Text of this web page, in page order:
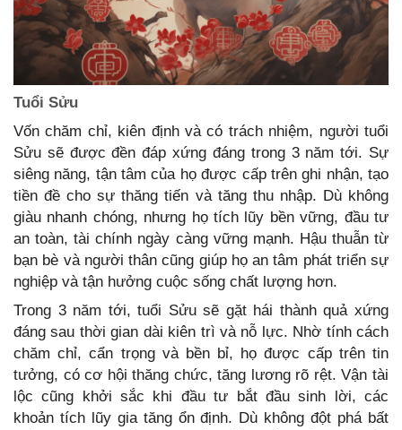
Tuổi Sửu
Vốn chăm chỉ, kiên định và có trách nhiệm, người tuổi
Sửu sẽ được đền đáp xứng đáng trong 3 năm tới. Sự
siêng năng, tận tâm của họ được cấp trên ghi nhận, tạo
tiền đề cho sự thăng tiến và tăng thu nhập. Dù không
giàu nhanh chóng, nhưng họ tích lũy bền vững, đầu tư
an toàn, tài chính ngày càng vững mạnh. Hậu thuẫn từ
bạn bè và người thân cũng giúp họ an tâm phát triển sự
nghiệp và tận hưởng cuộc sống chất lượng hơn.
Trong 3 năm tới, tuổi Sửu sẽ gặt hái thành quả xứng
đáng sau thời gian dài kiên trì và nỗ lực. Nhờ tính cách
chăm chỉ, cẩn trọng và bền bỉ, họ được cấp trên tin
tưởng, có cơ hội thăng chức, tăng lương rõ rệt. Vận tài
lộc cũng khởi sắc khi đầu tư bắt đầu sinh lời, các
khoản tích lũy gia tăng ổn định. Dù không đột phá bất